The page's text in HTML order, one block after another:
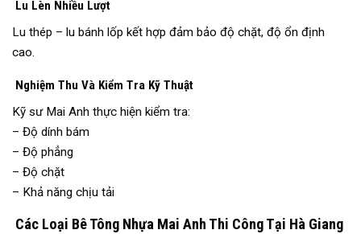
Lu Lèn Nhiều Lượt
Lu thép – lu bánh lốp kết hợp đảm bảo độ chặt, độ ổn định
cao.
Nghiệm Thu Và Kiểm Tra Kỹ Thuật
Kỹ sư Mai Anh thực hiện kiểm tra:
– Độ dính bám
– Độ phẳng
– Độ chặt
– Khả năng chịu tải
Các Loại Bê Tông Nhựa Mai Anh Thi Công Tại Hà Giang